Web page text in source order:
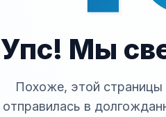
Упс! Мы
Похоже, этой страницы
отправилась в